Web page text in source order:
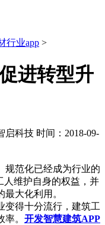
行业app >
进转型升
启科技 时间：2018-09-
规范化已经成为行业的
人维护自身的权益，并
大化利用。
得十分流行，建筑工
。 开发智慧建筑APP